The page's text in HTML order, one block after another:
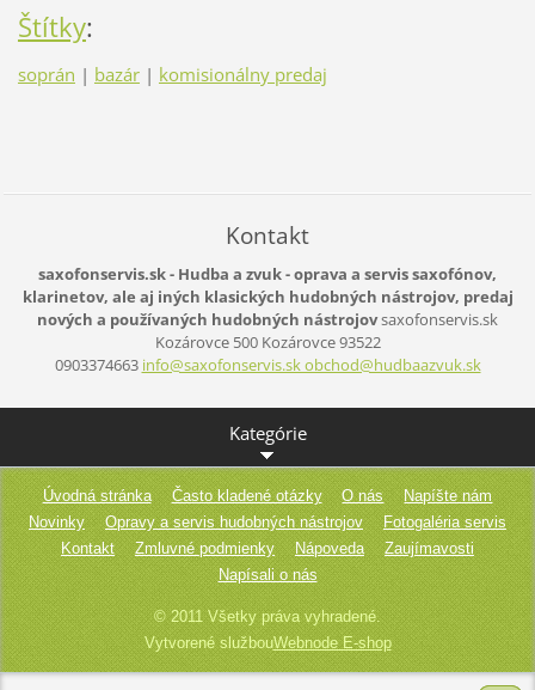
Štítky:
soprán | bazár | komisionálny predaj
Kontakt
saxofonservis.sk - Hudba a zvuk - oprava a servis saxofónov,
klarinetov, ale aj iných klasických hudobných nástrojov, predaj
nových a používaných hudobných nástrojovsaxofonservis.sk
Kozárovce 500Kozárovce93522
0903374663 info@saxofonservis.sk obchod@hudbaazvuk.sk
Kategórie
Úvodná stránka Často kladené otázky O nás
Napíšte nám
Novinky
Opravy a servis hudobných nástrojov
Fotogaléria servis
Kontakt
Zmluvné podmienky Nápoveda
Zaujímavosti
Napísali o nás
© 2011 Všetky práva vyhradené.
Vytvorené službouWebnode E-shop